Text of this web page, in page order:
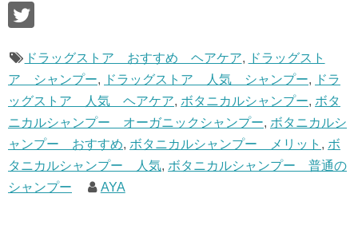
ドラッグストア おすすめ ヘアケア, ドラッグスト
ア シャンプー, ドラッグストア 人気 シャンプー, ドラ
ッグストア 人気 ヘアケア, ボタニカルシャンプー, ボタ
ニカルシャンプー オーガニックシャンプー, ボタニカルシ
ャンプー おすすめ, ボタニカルシャンプー メリット , ボ
タニカルシャンプー 人気, ボタニカルシャンプー 普通の
シャンプー
AYA